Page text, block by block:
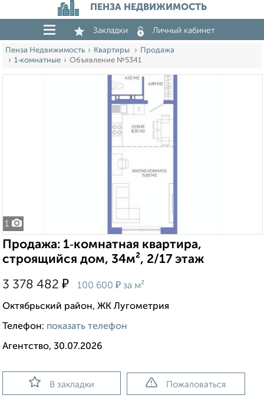
ПЕНЗА НЕДВИЖИМОСТЬ
Закладки Личный кабинет
Пенза Недвижимость Квартиры
Продажа
1‑комнатные
Объявление №5341
1
Продажа: 1‑комнатная квартира,
строящийся дом, 34м², 2/17 этаж
3 378 482 ₽ 100 600 ₽ за м²
Октябрьский район, ЖК Лугометрия
Телефон: показать телефон
Агентство, 30.07.2026
В закладки Пожаловаться